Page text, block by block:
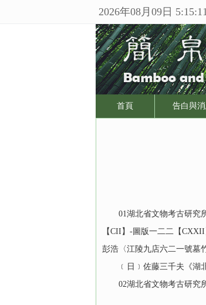
2026年08月09日
首頁 告白與
01湖北省文物考古研究所
【CII】-圖版一二二【
彭浩〈江陵九店六二一號墓
﹝日﹞佐藤三千夫《湖北
02湖北省文物考古研究所‧